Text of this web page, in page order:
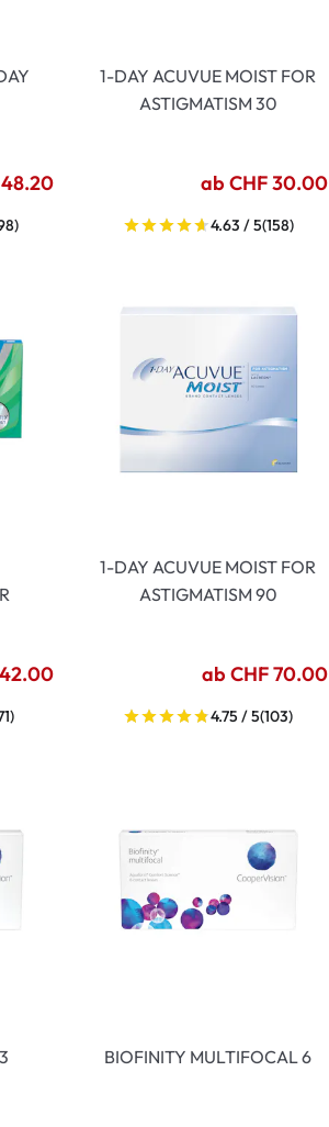
1-DAY ACUVUE MOIST FOR
ASTIGMATISM 30
ab CHF 30.00
4.63 / 5(158)
1-DAY ACUVUE MOIST FOR
ASTIGMATISM 90
ab CHF 70.00
4.75 / 5(103)
BIOFINITY MULTIFOCAL 6